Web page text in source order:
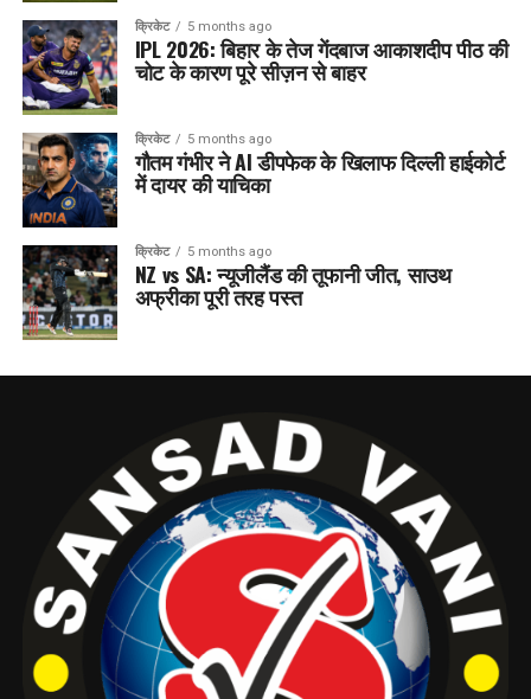
क्रिकेट 5 months ago
IPL 2026: बिहार के तेज गेंदबाज आकाशदीप पीठ की
चोट के कारण पूरे सीज़न से बाहर
क्रिकेट 5 months ago
गौतम गंभीर ने AI डीपफेक के खिलाफ दिल्ली हाईकोर्ट
में दायर की याचिका
क्रिकेट 5 months ago
NZ vs SA: न्यूजीलैंड की तूफानी जीत, साउथ
अफ्रीका पूरी तरह पस्त